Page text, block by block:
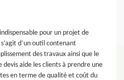
pour un projet de
d’un outil contenant
des travaux ainsi que le
aide les clients à prendre une
en terme de qualité et coût du